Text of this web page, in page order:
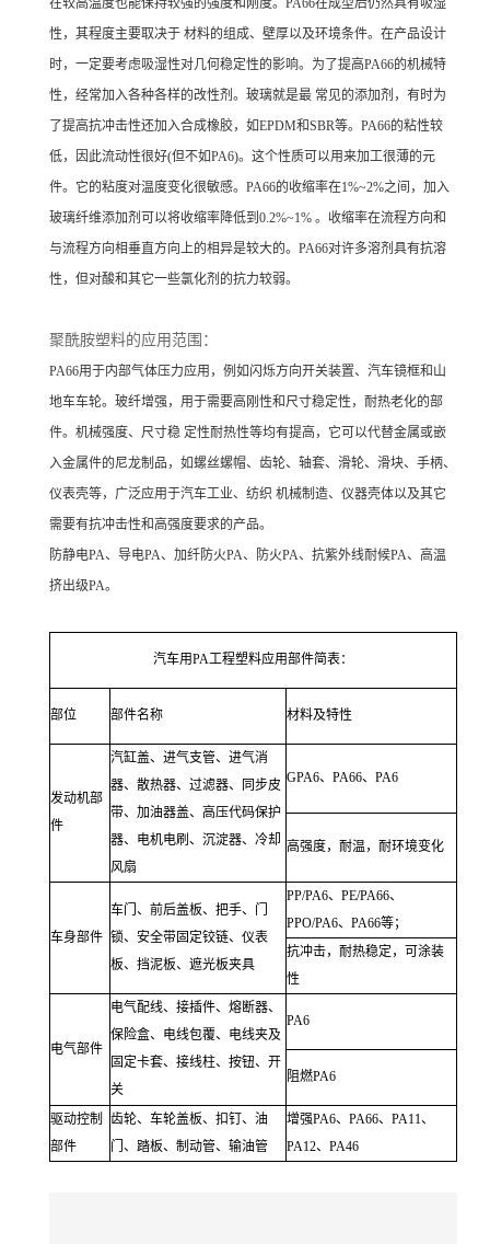
性，其程度主要取决于 材料的组成、壁厚以及环境条件。在产品设计
时，一定要考虑吸湿性对几何稳定性的影响。为了提高PA66的机械特
性，经常加入各种各样的改性剂。玻璃就是最 常见的添加剂，有时为
了提高抗冲击性还加入合成橡胶，如EPDM和SBR等。PA66的粘性较
低，因此流动性很好(但不如PA6)。这个性质可以用来加工很薄的元
件。它的粘度对温度变化很敏感。PA66的收缩率在1%~2%之间，加入
玻璃纤维添加剂可以将收缩率降低到0.2%~1% 。收缩率在流程方向和
与流程方向相垂直方向上的相异是较大的。PA66对许多溶剂具有抗溶
性，但对酸和其它一些氯化剂的抗力较弱。
聚酰胺塑料的应用范围：
PA66用于内部气体压力应用，例如闪烁方向开关装置、汽车镜框和山
地车车轮。玻纤增强，用于需要高刚性和尺寸稳定性，耐热老化的部
件。机械强度、尺寸稳 定性耐热性等均有提高，它可以代替金属或嵌
入金属件的尼龙制品，如螺丝螺帽、齿轮、轴套、滑轮、滑块、手柄、
仪表壳等，广泛应用于汽车工业、纺织 机械制造、仪器壳体以及其它
需要有抗冲击性和高强度要求的产品。
防静电PA、导电PA、加纤防火PA、防火PA、抗紫外线耐候PA、高温
挤出级PA。
汽车用PA工程塑料应用部件简表：
部位 部件名称 材料及特性
发动机部
件
汽缸盖、进气支管、进气消
器、散热器、过滤器、同步皮
带、加油器盖、高压代码保护
器、电机电刷、沉淀器、冷却
风扇
GPA6、PA66、PA6
高强度，耐温，耐环境变化
车身部件
车门、前后盖板、把手、门
锁、安全带固定铰链、仪表
板、挡泥板、遮光板夹具
PP/PA6、PE/PA66、
PPO/PA6、PA66等；
抗冲击，耐热稳定，可涂装
性
电气部件
电气配线、接插件、熔断器、
保险盒、电线包覆、电线夹及
固定卡套、接线柱、按钮、开
关
PA6
阻燃PA6
驱动控制
部件
齿轮、车轮盖板、扣钉、油
门、踏板、制动管、输油管
增强PA6、PA66、PA11、
PA12、PA46